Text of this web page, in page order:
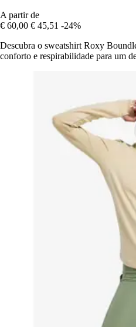
A partir de
€ 60,00 € 45,51 -24%
Descubra o sweatshirt Roxy
conforto e respirabilidade para um